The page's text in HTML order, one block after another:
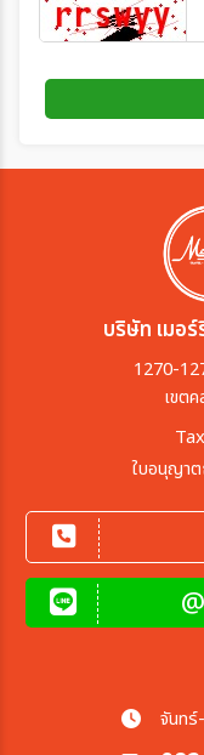
บริษัท เมอ
1270-
เขต
ใบอนุญาต
จันทร์